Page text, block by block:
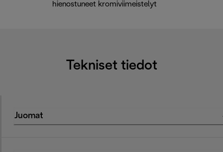
hienostuneet kromiviimeistelyt
Tekniset tiedot
Juomat